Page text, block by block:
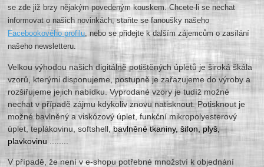
se zde již brzy nějakým povedeným kouskem. Chcete-li se nechat
informovat o našich novinkách, staňte se fanoušky našeho
Facebookového profilu, nebo se přidejte k dalším zájemcům o zasílání
našeho newsletteru.
Velkou výhodou našich digitálně potištěných úpletů je široká škála
vzorů, kterými disponujeme, postupně je zařazujeme do výroby a
rozšiřujeme jejich nabídku. Vyprodané vzory je tudíž možné
nechat v případě zájmu kdykoliv znovu natisknout. Potisknout je
možné bavlněný a viskózový úplet, funkční mikropolyesterový
úplet, teplákovinu, softshell,bavlněné tkaniny, šifon, plyš,
plavkovinu........
V případě, že není v e-shopu potřebné množství k objednání